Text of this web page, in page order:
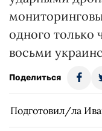
одного только
восьми
Поделиться
Подготовил/ла